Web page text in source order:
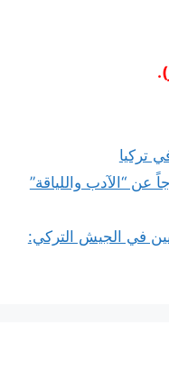
تركيا
عن “الآدب واللياقة”
في الجيش التركي: